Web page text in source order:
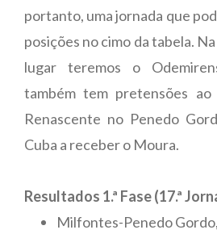
portanto, uma jornada que
posições no cimo da tabela. Na
lugar teremos o
também tem pretensões
Renascente no Penedo
Cuba a receber o Moura.
Resultados 1.ª Fase (17.ª
Milfontes-Penedo